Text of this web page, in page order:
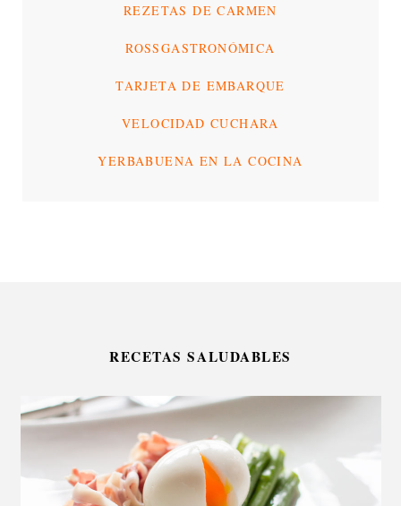
REZETAS DE CARMEN
ROSSGASTRONÓMICA
TARJETA DE EMBARQUE
VELOCIDAD CUCHARA
YERBABUENA EN LA COCINA
RECETAS SALUDABLES